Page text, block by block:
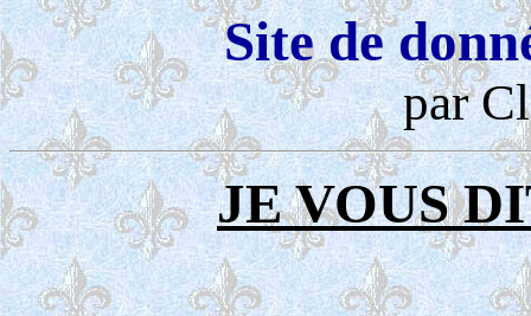
Site de
par
JE VOUS